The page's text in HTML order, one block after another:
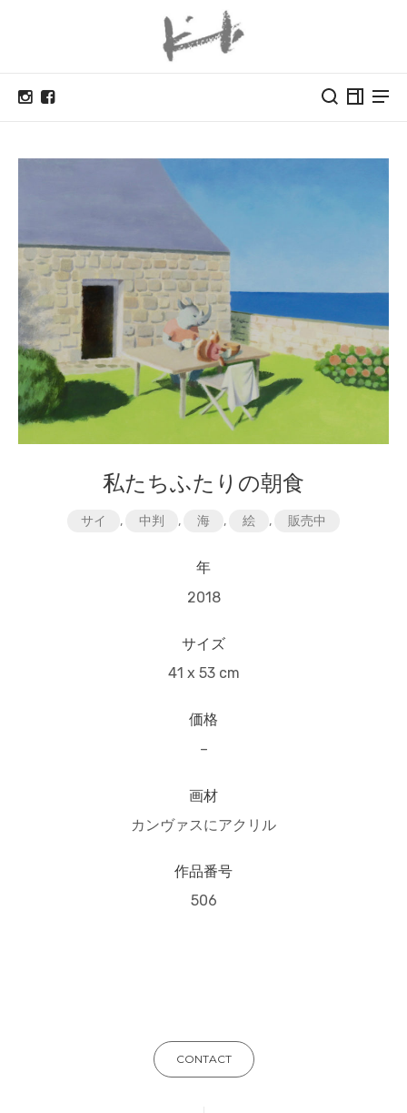
私たちふたりの朝食
サイ , 中判 , 海 , 絵 , 販売中
年
2018
サイズ
41 x 53 cm
価格
–
画材
カンヴァスにアクリル
作品番号
506
CONTACT